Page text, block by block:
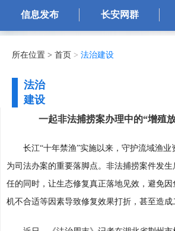
信息发布 长安网群
所在位置 > 首页 > 法治建设
法治
建设
一起非法捕捞案办理中的“增殖
长江“十年禁渔”实施以来，守护流域渔
为司法办案的重要落脚点。非法捕捞案件发
任的同时，让生态修复真正落地见效，避免
机不合适等因素导致修复效果打折，甚至造成